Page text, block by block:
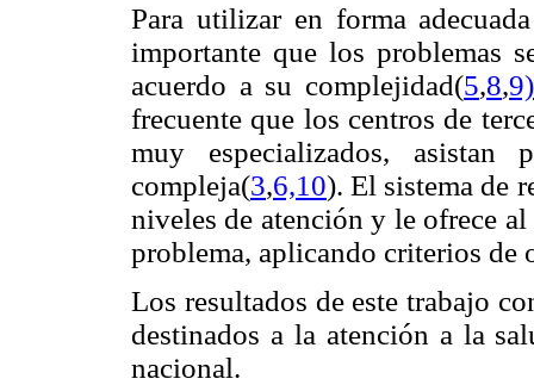
Para utilizar en forma
importante que los problemas
acuerdo a su complejidad(5,8,9)
frecuente que los centros de
muy especializados, asistan
compleja(3,6,10). El sistema de
niveles de atención y le ofrece
problema, aplicando criterios
Los resultados de este trabajo
destinados a la atención a la
nacional.